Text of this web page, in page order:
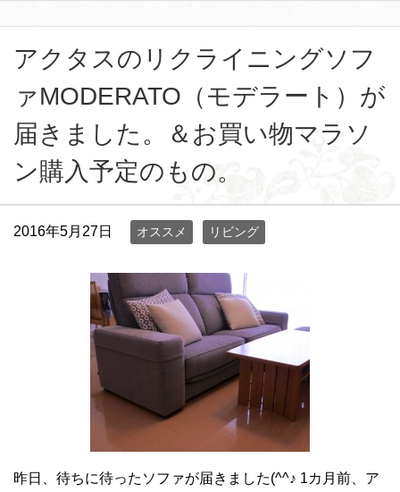
アクタスのリクライニングソフ
ァMODERATO（モデラート）が
届きました。＆お買い物マラソ
ン購入予定のもの。
2016年5月27日 オススメ リビング
昨日、待ちに待ったソファが届きました(^^♪ 1カ月前、ア